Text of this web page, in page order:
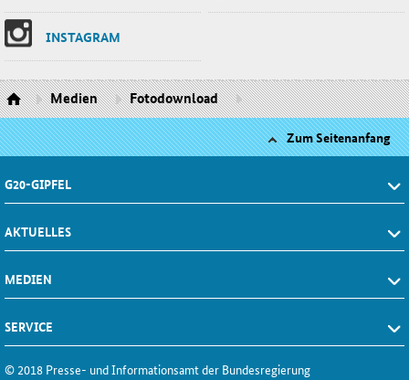
INS­TA­GRAM
Medien Fotodownload
Zum Seitenanfang
G20-GIPFEL
AKTUELLES
MEDIEN
SERVICE
© 2018 Presse- und Informationsamt der Bundesregierung